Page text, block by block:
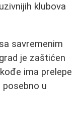
klubova
savremenim
je zaštićen
ima prelepe
u